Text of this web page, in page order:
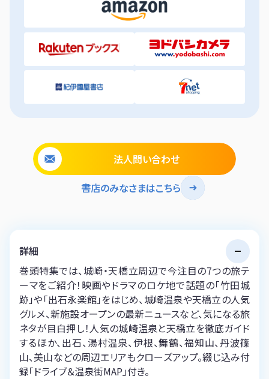
法人問い合わせ
書店のみなさまはこちら
詳細
巻頭特集では、城崎・天橋立周辺で今注目の7つの旅テ
ーマをご紹介！映画やドラマのロケ地で話題の「竹田城
跡」や「出石永楽館」をはじめ、城崎温泉や天橋立の人気
グルメ、新施設オープンの最新ニュースなど、気になる旅
ネタが目白押し！人気の城崎温泉と天橋立を徹底ガイド
するほか、出石、湯村温泉、伊根、舞鶴、福知山、丹波篠
山、美山などの周辺エリアもクローズアップ。綴じ込み付
録「ドライブ＆温泉街MAP」付き。